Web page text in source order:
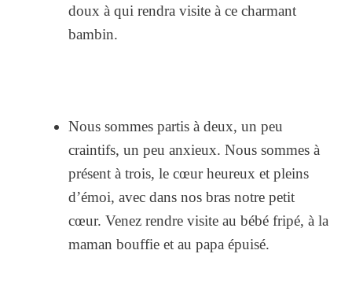
doux à qui rendra visite à ce charmant
bambin.
Nous sommes partis à deux, un peu
craintifs, un peu anxieux. Nous sommes à
présent à trois, le cœur heureux et pleins
d’émoi, avec dans nos bras notre petit
cœur. Venez rendre visite au bébé fripé, à la
maman bouffie et au papa épuisé.